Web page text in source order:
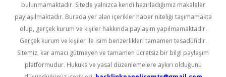
bulunmamaktadır. Sitede yalnızca kendi hazırladığımız makaleler
paylaşılmaktadır. Burada yer alan içerikler haber niteliği taşımamakta
olup, gerçek kurum ve kişiler hakkında paylaşım yapılmamaktadır.
Gerçek kurum ve kişiler ile isim benzerlikleri tamamen tesadüfidir.
Sitemiz, kar amacı gütmeyen ve tamamen ücretsiz bir bilgi paylaşım
platformudur. Hukuka ve yasal düzenlemelere aykırı olduğunu